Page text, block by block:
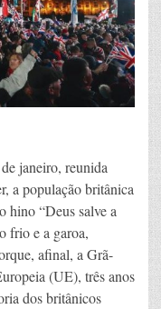
janeiro, reunida
a população britânica
hino “Deus salve a
frio e a garoa,
afinal, a Grã-
(UE), três anos
dos britânicos